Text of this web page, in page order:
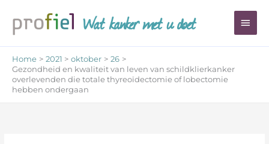
naar
inhoud
Wat kanker met u doet
Home 2021 oktober
26
Gezondheid en kwaliteit van leven van schildklierkanker
overlevenden die totale thyreoïdectomie of lobectomie
hebben ondergaan